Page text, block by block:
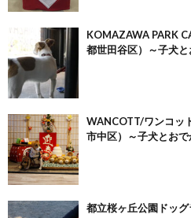
KOMAZAWA PARK
都世田谷区）～子犬と
WANCOTT/ワンコッ
市中区）～子犬とおで
都立桜ヶ丘公園ドッ